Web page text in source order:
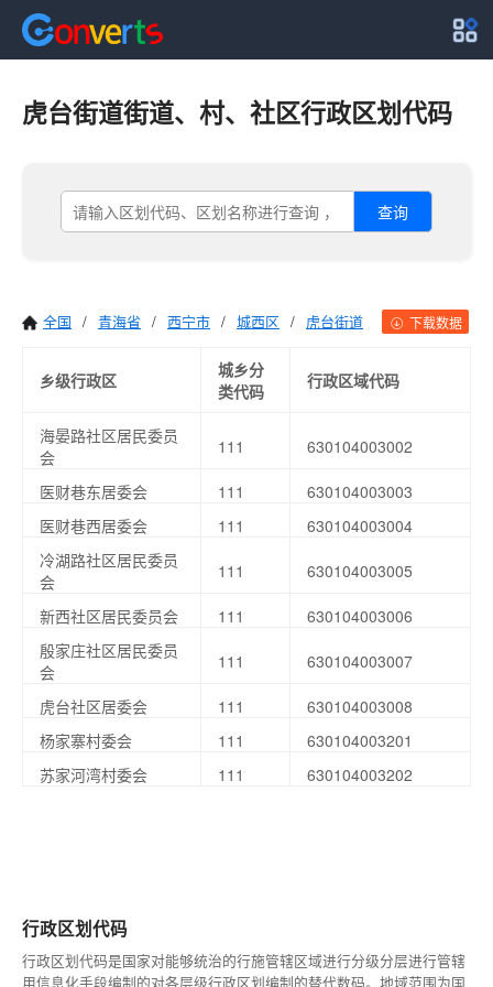
虎台街道街道、村、社区行政区划代码
查询
全国 / 青海省 / 西宁市 / 城西区 / 虎台街道 下载数据
乡级行政区
城乡分
类代码
行政区域代码
海晏路社区居民委员
会
111 630104003002
医财巷东居委会 111
630104003003
医财巷西居委会
111
630104003004
冷湖路社区居民委员
会
111 630104003005
新西社区居民委员会 111
630104003006
殷家庄社区居民委员
会
111 630104003007
虎台社区居委会 111
630104003008
杨家寨村委会
111
630104003201
苏家河湾村委会
111 630104003202
行政区划代码
行政区划代码是国家对能够统治的行施管辖区域进行分级分层进行管辖
用信息化手段编制的对各层级行政区划编制的替代数码。地域范围为国